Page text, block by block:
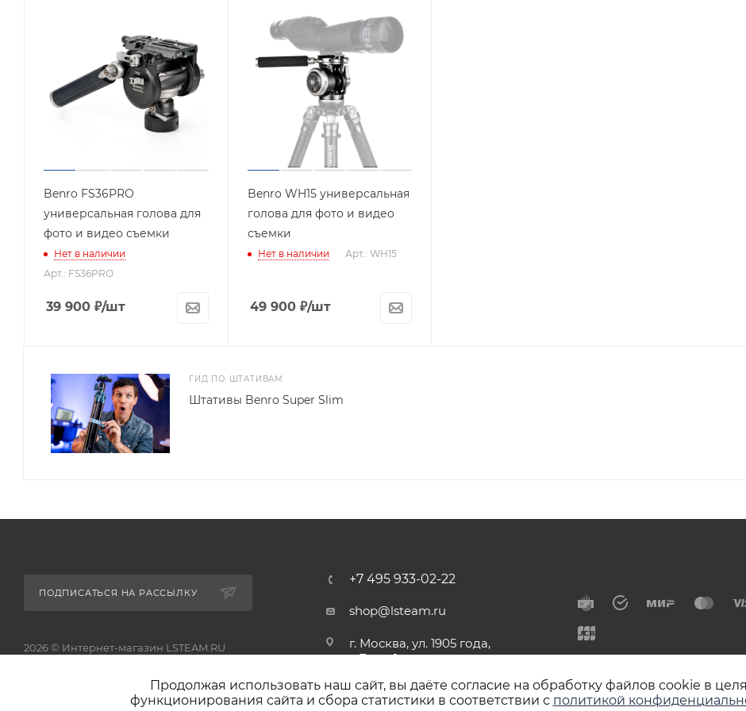
Продолжая использовать наш сайт, вы даёте согласие на обработку файлов cookie в
функционирования сайта и сбора статистики в соответствии с политикой
Benro FS36PRO
универсальная голова для
фото и видео съемки
Нет в наличии
Арт.: FS36PRO
39 900 ₽/шт
Benro WH15 универсальная
голова для фото и видео
съемки
Нет в наличии Арт.: WH15
49 900₽/шт
ГИД ПО ШТАТИВАМ
Штативы Benro Super Slim
ПОДПИСАТЬСЯ НА РАССЫЛКУ
2026 © Интернет-магазин LSTEAM.RU
+7 495 933-02-22
shop@lsteam.ru
г. Москва, ул. 1905 года,
д.7, стр.1